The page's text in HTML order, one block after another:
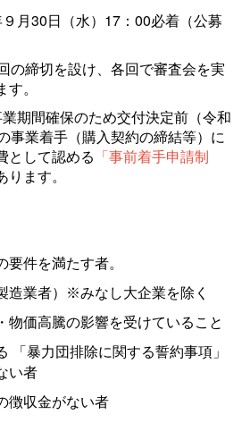
月30日（水）17：00必着（公募
の締切を設け、各回で審査会を実
。
期間確保のため交付決定前（令和
事業着手（購入契約の締結等）に
として認める 「事前着手申請制
ります。
要件を満たす者。
造業者）※みなし大企業を除く
物価高騰の影響を受けていること
「暴力団排除に関する誓約事項」
い者
徴収金がない者